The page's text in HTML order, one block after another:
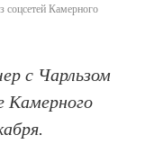
Камерного
с Чарльзом
Камерного